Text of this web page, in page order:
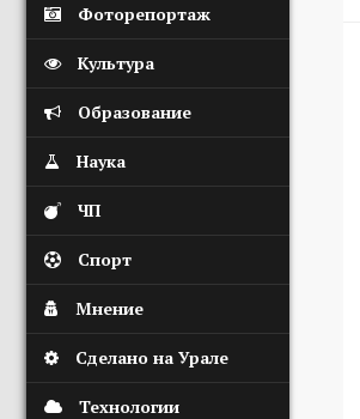
Фоторепортаж
Культура
Образование
Наука
ЧП
Спорт
Мнение
Сделано на Урале
Технологии